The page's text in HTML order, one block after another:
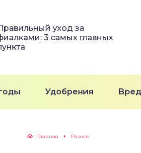
уход за
3 самых главных
Удобрения
Главная Разное